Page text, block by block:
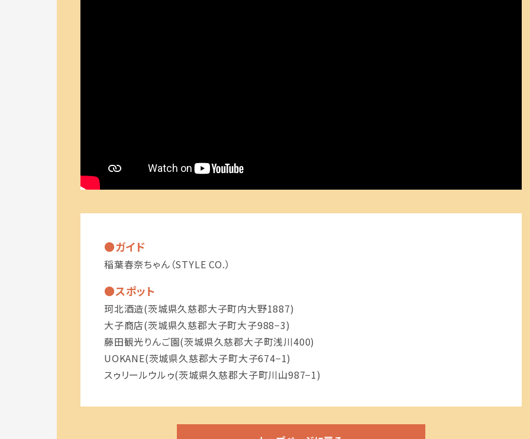
ガイド
稲葉春奈ちゃん（STYLE CO.）
スポット
珂北酒造(茨城県久慈郡大子町内大野1887)
大子商店(茨城県久慈郡大子町大子988−3)
藤田観光りんご園(茨城県久慈郡大子町浅川400)
UOKANE(茨城県久慈郡大子町大子674−1)
スゥリールウルゥ(茨城県久慈郡大子町川山987−1)